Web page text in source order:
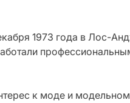
1973 года в Лос-
к моде и